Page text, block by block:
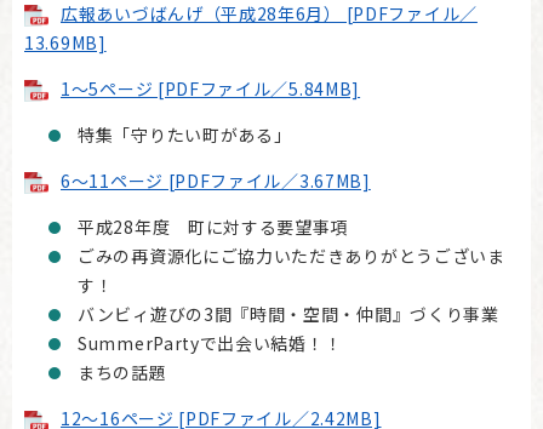
広報あいづばんげ（平成28年6月） [PDFファイル／
13.69MB]
1～5ページ [PDFファイル／5.84MB]
特集「守りたい町がある」
6～11ページ [PDFファイル／3.67MB]
平成28年度 町に対する要望事項
ごみの再資源化にご協力いただきありがとうございま
す！
バンビィ遊びの3間『時間・空間・仲間』づくり事業
SummerPartyで出会い結婚！！
まちの話題
12～16ページ [PDFファイル／2.42MB]